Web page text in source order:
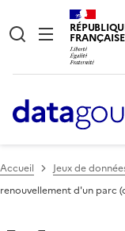
FRANÇAISE
Accueil Jeux de
renouvellement d'un parc